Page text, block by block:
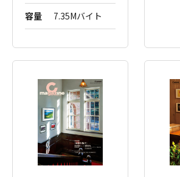
容量 7.35Mバイト